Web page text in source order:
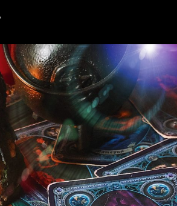
Mida
Lahkunu
Isiklike
Asjadega?